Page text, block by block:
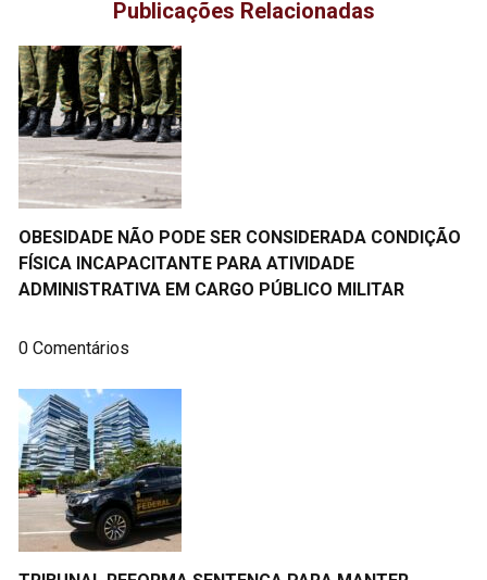
Publicações Relacionadas
OBESIDADE NÃO PODE SER CONSIDERADA CONDIÇÃO
FÍSICA INCAPACITANTE PARA ATIVIDADE
ADMINISTRATIVA EM CARGO PÚBLICO MILITAR
0 Comentários